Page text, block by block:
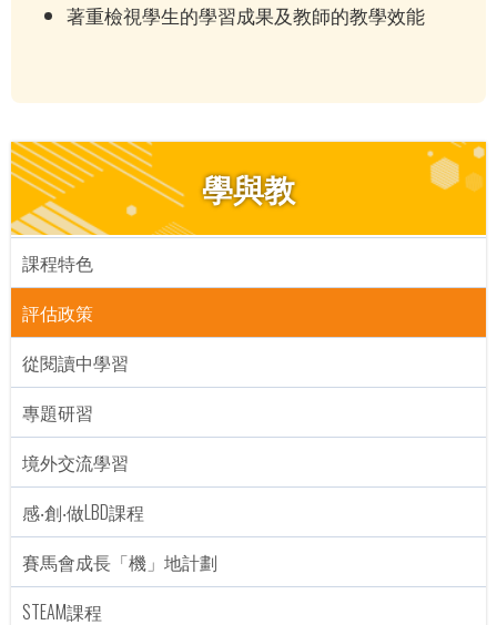
著重檢視學生的學習成果及教師的教學效能
學與教
課程特色
評估政策
從閱讀中學習
專題研習
境外交流學習
感‧創‧做LBD課程
賽馬會成長「機」地計劃
STEAM課程